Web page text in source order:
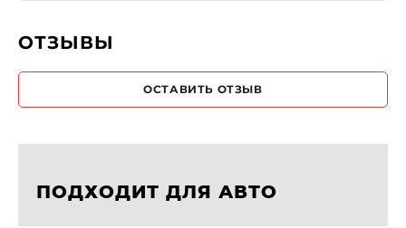
ОТЗЫВЫ
ОСТАВИТЬ ОТЗЫВ
ПОДХОДИТ ДЛЯ АВТО